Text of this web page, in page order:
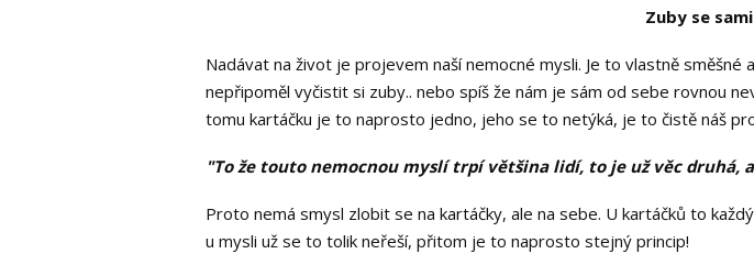
Zuby se
Nadávat na život je projevem naší nemocné mysli. Je to vlastně
nepřipoměl vyčistit si zuby.. nebo spíš že nám je sám od sebe rovnou
tomu kartáčku je to naprosto jedno, jeho se to netýká, je to čistě náš
"To že touto nemocnou myslí trpí většina lidí, to je už věc druhá,
Proto nemá smysl zlobit se na kartáčky, ale na sebe. U kartáčků to
u mysli už se to tolik neřeší, přitom je to naprosto stejný princip!